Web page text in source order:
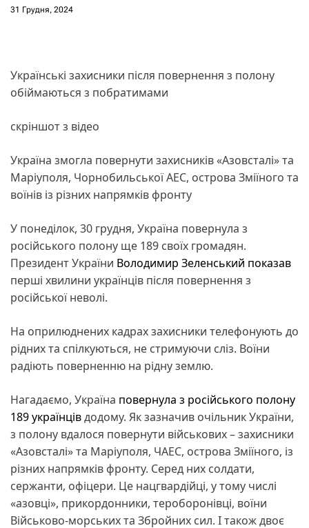
31 Грудня, 2024
Українські захисники після повернення з полону
обіймаються з побратимами
скріншот з відео
Україна змогла повернути захисників «Азовсталі» та
Маріуполя, Чорнобильської АЕС, острова Зміїного та
воїнів із різних напрямків фронту
У понеділок, 30 грудня, Україна повернула з
російського полону ще 189 своїх громадян.
Президент України Володимир Зеленський показав
перші хвилини українців після повернення з
російської неволі.
На оприлюднених кадрах захисники телефонують до
рідних та спілкуються, не стримуючи сліз. Воїни
радіють поверненню на рідну землю.
Нагадаємо, Україна повернула з російського полону
189 українцівдодому. Як зазначив очільник України,
з полону вдалося повернути військових – захисники
«Азовсталі» та Маріуполя, ЧАЕС, острова Зміїного, із
різних напрямків фронту. Серед них солдати,
сержанти, офіцери. Це нацгвардійці, у тому числі
«азовці», прикордонники, тероборонівці, воїни
Військово-морських та Збройних сил. І також двоє